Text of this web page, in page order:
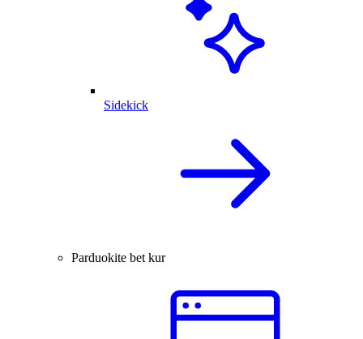
Sidekick
Parduokite bet kur